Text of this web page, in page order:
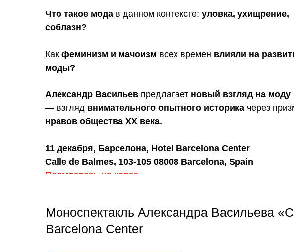
Что такое мода в данном контексте: уловка, ухищрение,
соблазн?
Как феминизм и мачоизм всех времен влияли на
моды?
Александр Васильев предлагает новый взгляд на моду
— взгляд внимательного опытного историка через
нравов общества ХХ века.
11 декабря, Барселона, Hotel Barcelona Center
Calle de Balmes, 103-105 08008 Barcelona, Spain
Посмотреть на карте
Моноспектакль Александра Васильева
Barcelona Center